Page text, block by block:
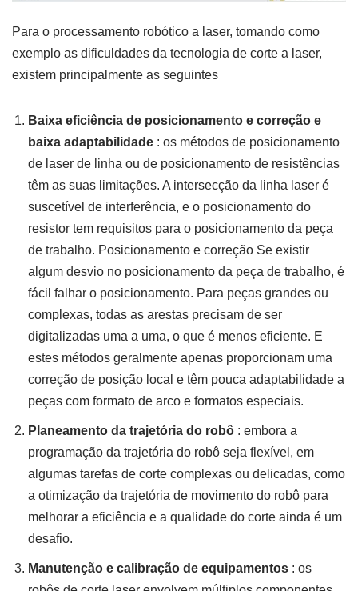
Para o processamento robótico a laser, tomando como
exemplo as dificuldades da tecnologia de corte a laser,
existem principalmente as seguintes
Baixa eficiência de posicionamento e correção e
baixa adaptabilidade : os métodos de posicionamento
de laser de linha ou de posicionamento de resistências
têm as suas limitações. A intersecção da linha laser é
suscetível de interferência, e o posicionamento do
resistor tem requisitos para o posicionamento da peça
de trabalho. Posicionamento e correção Se existir
algum desvio no posicionamento da peça de trabalho, é
fácil falhar o posicionamento. Para peças grandes ou
complexas, todas as arestas precisam de ser
digitalizadas uma a uma, o que é menos eficiente. E
estes métodos geralmente apenas proporcionam uma
correção de posição local e têm pouca adaptabilidade a
peças com formato de arco e formatos especiais.
Planeamento da trajetória do robô : embora a
programação da trajetória do robô seja flexível, em
algumas tarefas de corte complexas ou delicadas, como
a otimização da trajetória de movimento do robô para
melhorar a eficiência e a qualidade do corte ainda é um
desafio.
Manutenção e calibração de equipamentos : os